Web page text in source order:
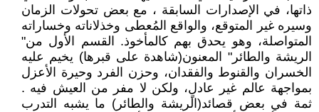
ذاتها، في الإصدارات السابقة ، مع بعض تحولات الزمان
وسيره غير المتوقع، والواقع المُعطى وخذلاناته وخساراته
المتواصلة، وهو يحدق بهم كالمأخوذ. القسم الأول من"
الريشة والطائر" المعنون(شاهدة على قبرها) يخيم عليه
الخسران والقنوط والفقدان، وحزن الفرد وحيرة الأعزل
بمواجهة عالم غير عادلٍ، ولكن لا مفر من العيش فيه .
ثمة في بعض قصائد(الريشة والطائر) ما يشبه التدرب